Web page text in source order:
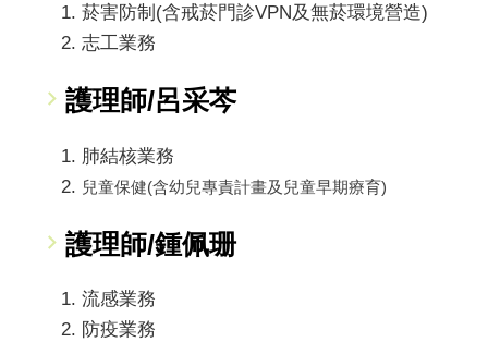
菸害防制(含戒菸門診VPN及無菸環境營造)
志工業務
護理師/呂采芩
肺結核業務
兒童保健(含幼兒專責計畫及兒童早期療育)
護理師/鍾佩珊
流感業務
防疫業務